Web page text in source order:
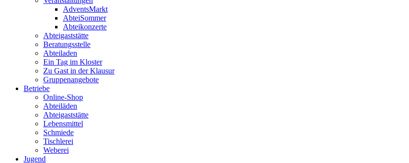
AdventsMarkt
AbteiSommer
Abteikonzerte
Abteigaststätte
Beratungsstelle
Abteiladen
Ein Tag im Kloster
Zu Gast in der Klausur
Gruppenangebote
Betriebe
Online-Shop
Abteiläden
Abteigaststätte
Lebensmittel
Schmiede
Tischlerei
Weberei
Jugend